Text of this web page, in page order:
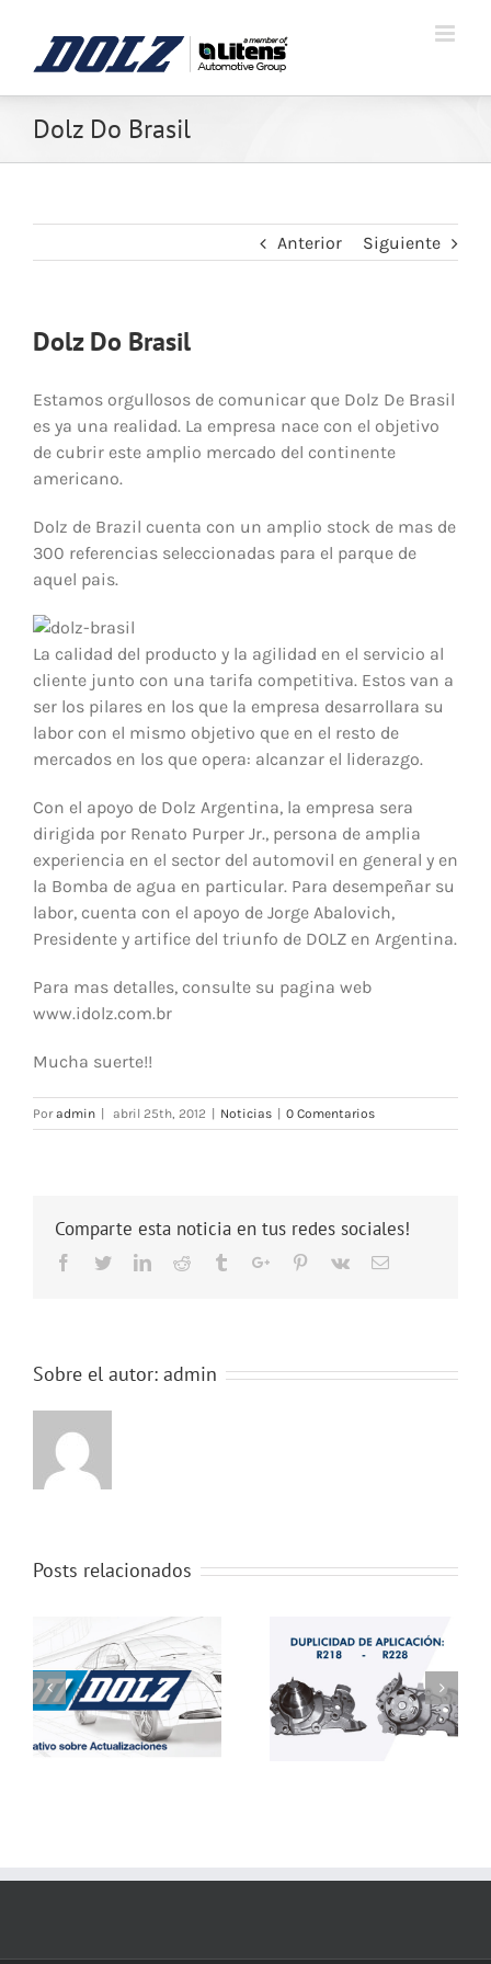
Dolz Do Brasil
Anterior Siguiente
Dolz Do Brasil
Estamos orgullosos de comunicar que Dolz De Brasil
es ya una realidad. La empresa nace con el objetivo
de cubrir este amplio mercado del continente
americano.
Dolz de Brazil cuenta con un amplio stock de mas de
300 referencias seleccionadas para el parque de
aquel pais.
La calidad del producto y la agilidad en el servicio al
cliente junto con una tarifa competitiva. Estos van a
ser los pilares en los que la empresa desarrollara su
labor con el mismo objetivo que en el resto de
mercados en los que opera: alcanzar el liderazgo.
Con el apoyo de Dolz Argentina, la empresa sera
dirigida por Renato Purper Jr., persona de amplia
experiencia en el sector del automovil en general y en
la Bomba de agua en particular. Para desempeñar su
labor, cuenta con el apoyo de Jorge Abalovich,
Presidente y artifice del triunfo de DOLZ en Argentina.
Para mas detalles, consulte su pagina web
www.idolz.com.br
Mucha suerte!!
Poradmin abril 25th, 2012 Noticias 0 Comentarios
Comparte esta noticia en tus redes sociales!
Facebook
TwitterLinkedinReddit TumblrGoogle+Pinterest
Vk Email
Sobre el autor: admin
Posts relacionados
Duplicidad de
Aplicación
NotiDolz Nº115
Automec Brasil
2013